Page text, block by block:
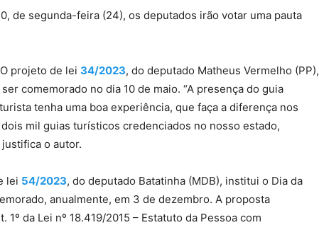
de segunda-feira (24), os deputados irão votar uma pauta
projeto de lei 34/2023, do deputado Matheus Vermelho (PP),
comemorado no dia 10 de maio. “A presença do guia
tenha uma boa experiência, que faça a diferença nos
mil guias turísticos credenciados no nosso estado,
o autor.
lei 54/2023, do deputado Batatinha (MDB), institui o Dia da
anualmente, em 3 de dezembro. A proposta
da Lei nº 18.419/2015 – Estatuto da Pessoa com